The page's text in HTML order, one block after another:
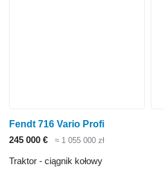
Fendt 716 Vario Profi
245 000 €
≈ 1 055 000 zł
Traktor - ciągnik kołowy